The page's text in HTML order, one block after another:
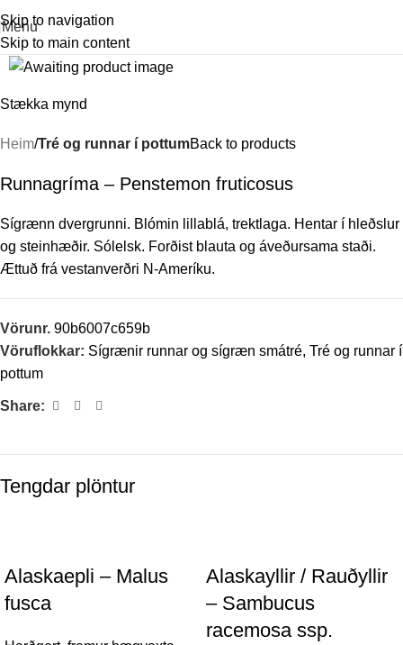
Skip to navigation
Skip to main content
Menu
Stækka mynd
Heim Tré og runnar í pottumBack to products
Runnagríma – Penstemon fruticosus
Sígrænn dvergrunni. Blómin lillablá, trektlaga. Hentar í hleðslur
og steinhæðir. Sólelsk. Forðist blauta og áveðursama staði.
Ættuð frá vestanverðri N-Ameríku.
Vörunr. 90b6007c659b
Vöruflokkar: Sígrænir runnar og sígræn smátré, Tré og runnar í
pottum
Share:
Tengdar plöntur
Alaskaepli – Malus
fusca
Alaskayllir / Rauðyllir
– Sambucus
racemosa ssp.